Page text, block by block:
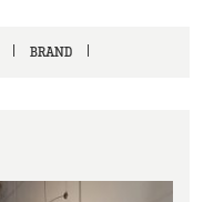
BRAND